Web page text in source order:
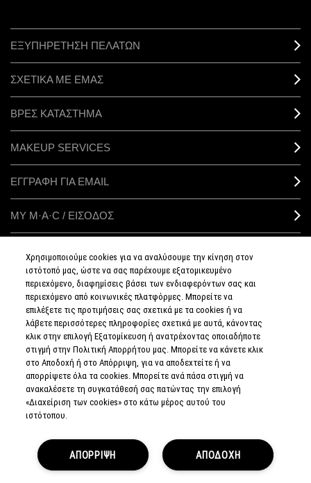
ΕΞΥΠΗΡΕΤΗΣΗ ΠΕΛΑΤΩΝ
ΣΧΕΤΙΚΑ ΜΕ ΕΜΑΣ
ΒΡΕΣ ΚΑΤΑΣΤΗΜΑ
MAKEUP SERVICES
ΕΓΓΡΑΦΗ ΓΙΑ EMAIL
ΜΥ M·A·C / ΕΙΣΟΔΟΣ
ΣΥΝΔΕΘΕΙΤΕ
ΠΟΛΙΤΙΚΗ
ΑΠΟΡΡΗΤΟΥ
ΟΡΟΙ &
ΠΡΟΥΠΟΘΕΣΕΙΣ
ΟΡΟΙ
ΠΩΛΗΣΗΣ
ΠΟΛΙΤΙΚΗ
ΕΝΗΜΕΡΩΘΕΙΤΕ
ΓΙΑ ΤΑ ΠΛΑΣΤΑ
ΠΡΟΪΟΝΤΑ
ΔΙΑΧΕΙΡΙΣΤΕΙΤΕ
Χρησιμοποιούμε cookies για να αναλύσουμε την κίνηση στον
ιστότοπό μας, ώστε να σας παρέχουμε εξατομικευμένο
περιεχόμενο, διαφημίσεις βάσει των ενδιαφερόντων σας και
περιεχόμενο από κοινωνικές πλατφόρμες. Μπορείτε να
επιλέξετε τις προτιμήσεις σας σχετικά με τα cookies ή να
λάβετε περισσότερες πληροφορίες σχετικά με αυτά, κάνοντας
κλικ στην επιλογή Εξατομίκευση ή ανατρέχοντας οποιαδήποτε
στιγμή στην Πολιτική Απορρήτου μας. Μπορείτε να κάνετε κλικ
στο Αποδοχή ή στο Απόρριψη, για να αποδεχτείτε ή να
απορρίψετε όλα τα cookies. Μπορείτε ανά πάσα στιγμή να
ανακαλέσετε τη συγκατάθεσή σας πατώντας την επιλογή
«Διαχείριση των cookies» στο κάτω μέρος αυτού του
ιστότοπου.
ΑΠΟΔΟΧΗ
ΑΠΟΡΡΙΨΗ